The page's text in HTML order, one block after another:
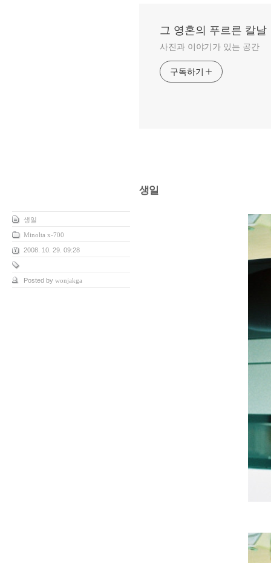
그 영혼의 푸르른 칼날
사진과 이야기가 있는 공간
구독하기
생일
Minolta x-700
2008. 10. 29. 09:28
Posted by wonjakga
생일